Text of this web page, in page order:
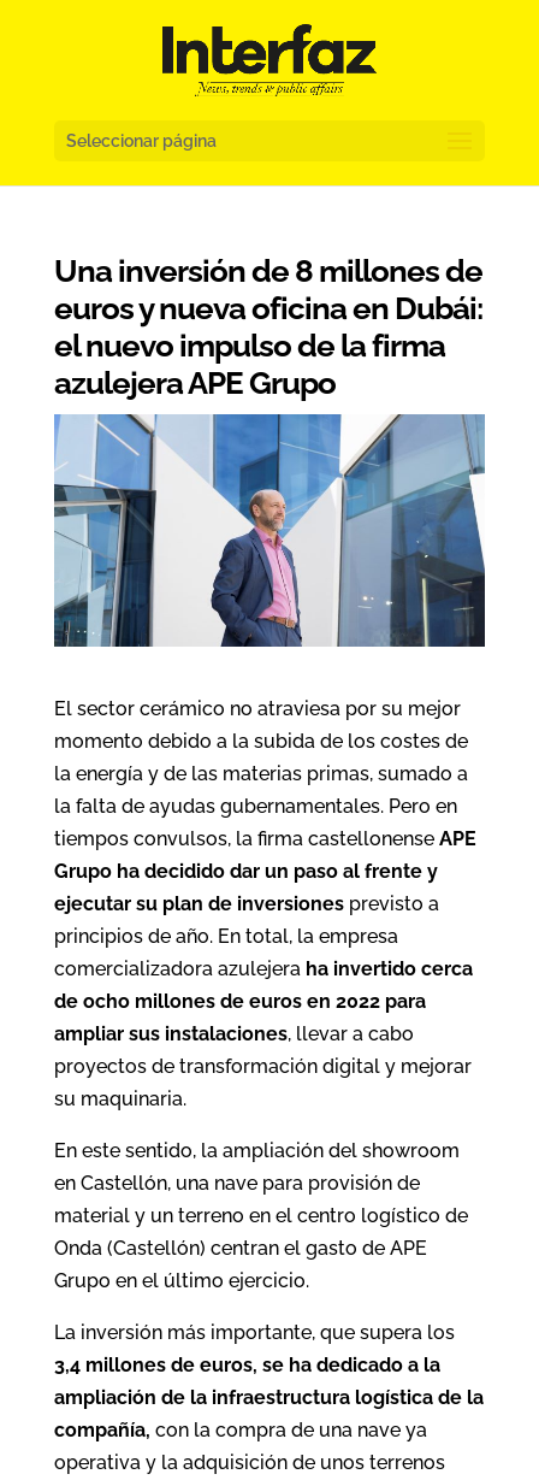
Seleccionar página
Una inversión de 8 millones de
euros y nueva oficina en Dubái:
el nuevo impulso de la firma
azulejera APE Grupo
El sector cerámico no atraviesa por su mejor
momento debido a la subida de los costes de
la energía y de las materias primas, sumado a
la falta de ayudas gubernamentales. Pero en
tiempos convulsos, la firma castellonense APE
Grupo ha decidido dar un paso al frente y
ejecutar su plan de inversiones previsto a
principios de año. En total, la empresa
comercializadora azulejera ha invertido cerca
de ocho millones de euros en 2022 para
ampliar sus instalaciones, llevar a cabo
proyectos de transformación digital y mejorar
su maquinaria.
En este sentido, la ampliación del showroom
en Castellón, una nave para provisión de
material y un terreno en el centro logístico de
Onda (Castellón) centran el gasto de APE
Grupo en el último ejercicio.
La inversión más importante, que supera los
3,4 millones de euros, se ha dedicado a la
ampliación de la infraestructura logística de la
compañía, con la compra de una nave ya
operativa y la adquisición de unos terrenos